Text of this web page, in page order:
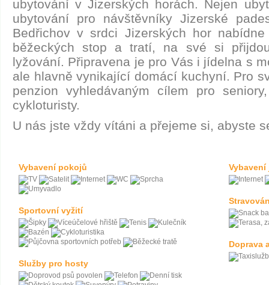
ubytování v Jizerských horách. Nejen
ubytování pro návštěvníky Jizerské
Bedřichov v srdci Jizerských hor
běžeckých stop a tratí, na své si
lyžování. Připravena je pro Vás i jídelna s
ale hlavně vynikající domácí kuchyní. Pro
penzion vyhledávaným cílem pro
cykloturisty.
U nás jste vždy vítáni a přejeme si, abyste
Vybavení pokojů
Sportovní vyžití
Služby pro hosty
Doprava